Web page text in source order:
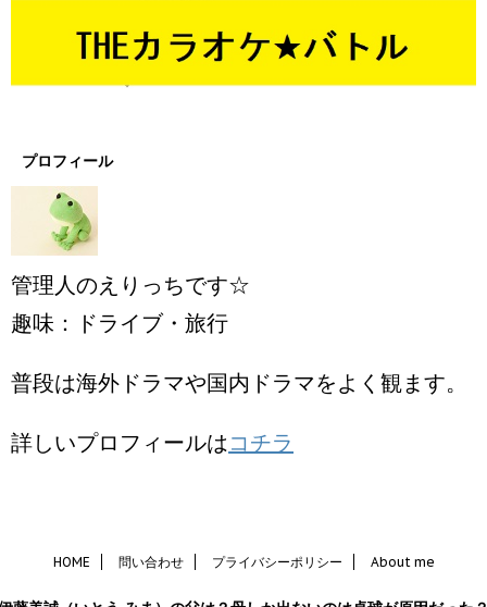
プロフィール
管理人のえりっちです☆
趣味：ドライブ・旅行
普段は海外ドラマや国内ドラマをよく観ます。
詳しいプロフィールはコチラ
HOME 問い合わせ プライバシーポリシー About me